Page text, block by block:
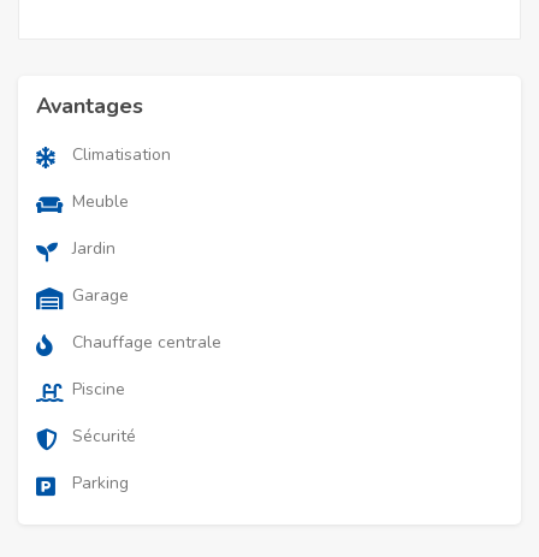
Avantages
Climatisation
Meuble
Jardin
Garage
Chauffage centrale
Piscine
Sécurité
Parking